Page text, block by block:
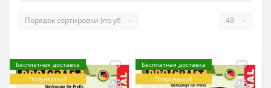
Бесплатная доставка
Популярный
Бесплатная доставка
Популярный